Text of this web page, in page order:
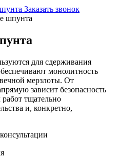
Заказать звонок
шпунта
для сдерживания
монолитность
мерзлоты. От
зависит безопасность
тщательно
и, конкретно,